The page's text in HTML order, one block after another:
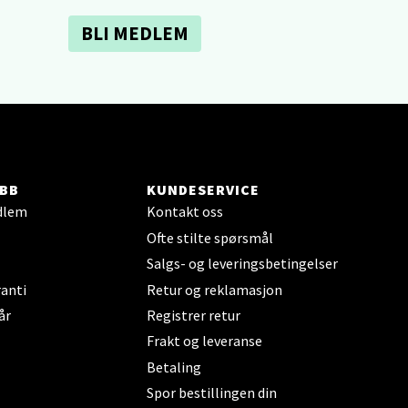
BLI MEDLEM
KUNDESERVICE
Kontakt oss
Ofte stilte spørsmål
Salgs- og leveringsbetingelser
Retur og reklamasjon
Registrer retur
Frakt og leveranse
Betaling
Spor bestillingen din